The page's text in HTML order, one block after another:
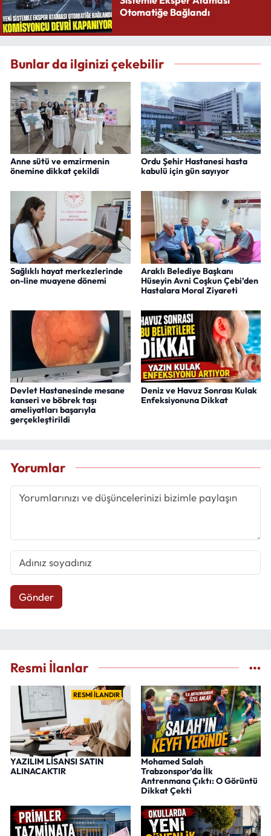
Otomatiğe Bağlandı
Bunlar da ilginizi çekebilir
Anne sütü ve emzirmenin
önemine dikkat çekildi
Ordu Şehir Hastanesi hasta
kabulü için gün sayıyor
Sağlıklı hayat merkezlerinde
on-line muayene dönemi
Araklı Belediye Başkanı
Hüseyin Avni Coşkun Çebi’den
Hastalara Moral Ziyareti
Devlet Hastanesinde mesane
kanseri ve böbrek taşı
ameliyatları başarıyla
gerçekleştirildi
Deniz ve Havuz Sonrası Kulak
Enfeksiyonuna Dikkat
Yorumlar
Gönder
Resmi İlanlar
RESMİ İLANDIR
YAZILIM LİSANSI SATIN
ALINACAKTIR
Mohamed Salah
Trabzonspor’da İlk
Antrenmana Çıktı: O Görüntü
Dikkat Çekti